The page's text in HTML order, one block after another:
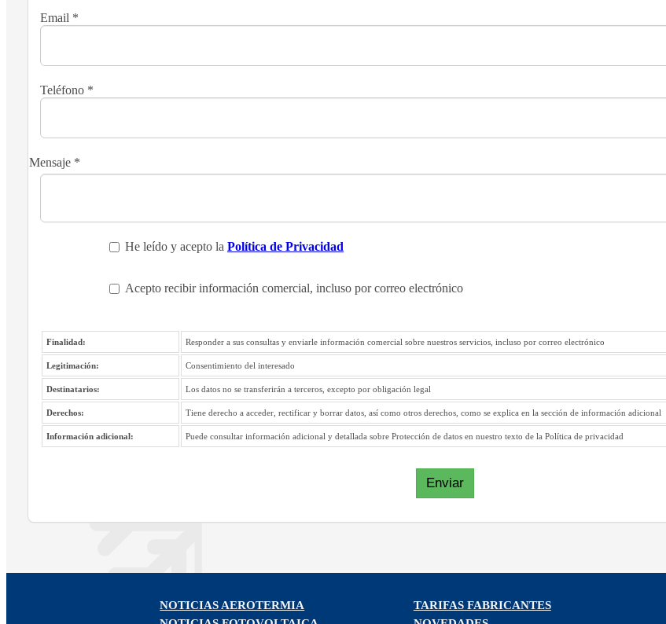
Email *
Teléfono *
Mensaje *
He leído y acepto la Política de Privacidad
Acepto recibir información comercial, incluso por correo electrónico
Finalidad: Responder a sus consultas y enviarle información comercial sobre nuestros servicios, incluso por correo electrónico
Legitimación: Consentimiento del interesado
Destinatarios: Los datos no se transferirán a terceros, excepto por obligación legal
Derechos: Tiene derecho a acceder, rectificar y borrar datos, así como otros derechos, como se explica en la sección de información adicional
Información adicional: Puede consultar información adicional y detallada sobre Protección de datos en nuestro texto de la Política de privacidad
Enviar
NOTICIAS AEROTERMIA
TARIFAS FABRICANTES